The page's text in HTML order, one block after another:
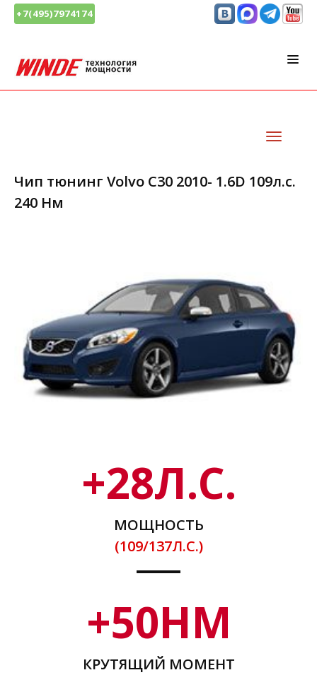
+7(495)7974174
Чип тюнинг Volvo C30 2010- 1.6D 109л.с.
240 Нм
+28Л.С.
МОЩНОСТЬ
(109/137Л.С.)
+50НМ
КРУТЯЩИЙ МОМЕНТ